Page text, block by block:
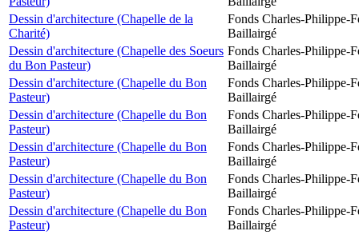
Dessin d'architecture (Chapelle de la
Charité)
Fonds Charles-Philippe-
Baillairgé
Dessin d'architecture (Chapelle des Soeurs
du Bon Pasteur)
Fonds Charles-Philippe-
Baillairgé
Dessin d'architecture (Chapelle du Bon
Pasteur)
Fonds Charles-Philippe-
Baillairgé
Dessin d'architecture (Chapelle du Bon
Pasteur)
Fonds Charles-Philippe-
Baillairgé
Dessin d'architecture (Chapelle du Bon
Pasteur)
Fonds Charles-Philippe-
Baillairgé
Dessin d'architecture (Chapelle du Bon
Pasteur)
Fonds Charles-Philippe-
Baillairgé
Dessin d'architecture (Chapelle du Bon
Pasteur)
Fonds Charles-Philippe-
Baillairgé